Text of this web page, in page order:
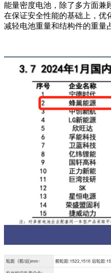
能量密度电池，除了多方面兼
在保证安全性能的基础上，优
减轻电池重量和结构件的重量